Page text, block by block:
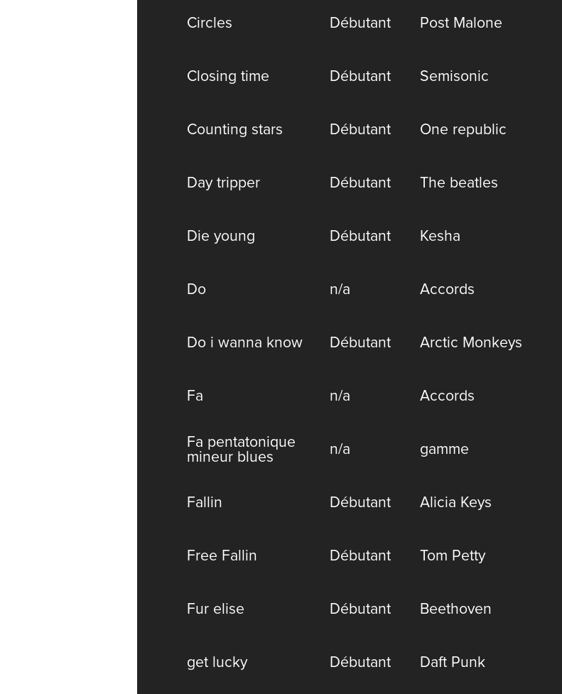
Circles Débutant Post Malone
Closing time Débutant Semisonic
Counting stars Débutant One republic
Day tripper Débutant The beatles
Die young Débutant Kesha
Do n/a Accords
Do i wanna know Débutant Arctic Monkeys
Fa n/a Accords
Fa pentatonique
mineur blues
n/a gamme
Fallin Débutant Alicia Keys
Free Fallin Débutant Tom Petty
Fur elise Débutant Beethoven
get lucky Débutant Daft Punk